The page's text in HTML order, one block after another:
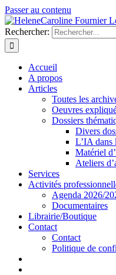
Passer au contenu
Rechercher:
Accueil
A propos
Articles
Toutes les
Oeuvres
Dossiers
Divers
L’IA dans
Matériel
Ateliers
Services
Activités
Agenda 2026/
Documentaires
Librairie/Boutique
Contact
Contact
Politique de